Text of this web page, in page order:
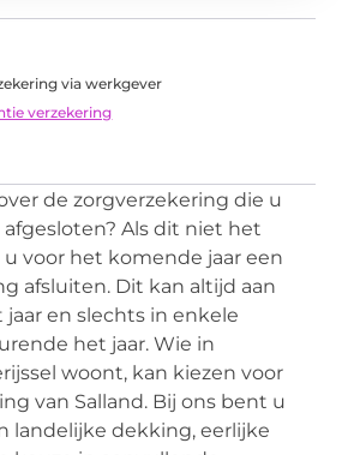
via werkgever
verzekering
de zorgverzekering die u
Als dit niet het
voor het komende jaar een
afsluiten. Dit kan altijd aan
en slechts in enkele
het jaar. Wie in
woont, kan kiezen voor
van Salland. Bij ons bent u
landelijke dekking, eerlijke